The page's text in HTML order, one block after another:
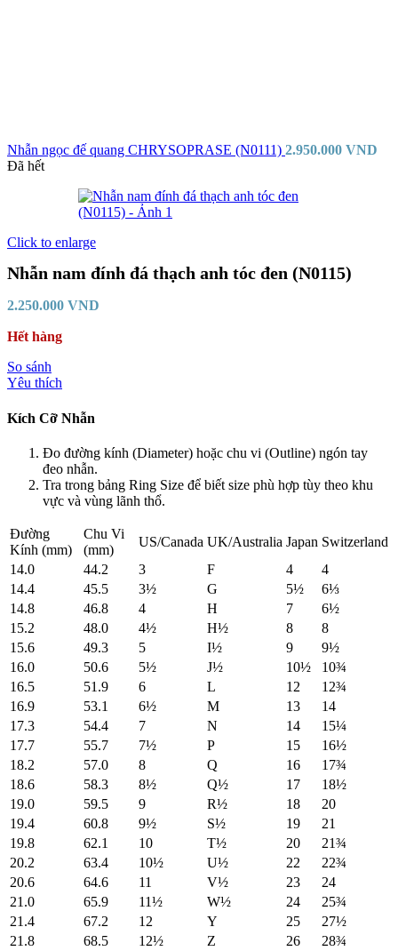
Nhẫn ngọc đế quang CHRYSOPRASE (N0111) 2.950.000 VND
Đã hết
Click to enlarge
Nhẫn nam đính đá thạch anh tóc đen (N0115)
2.250.000 VND
Hết hàng
So sánh
Yêu thích
Kích Cỡ Nhẫn
Đo đường kính (Diameter) hoặc chu vi (Outline) ngón tay
đeo nhẫn.
Tra trong bảng Ring Size để biết size phù hợp tùy theo khu
vực và vùng lãnh thổ.
Đường
Kính (mm)
Chu Vi
(mm)
US/Canada UK/Australia Japan Switzerland
14.0
44.2 3 F 4
4
14.4
45.5 3½ G 5½
6⅓
14.8
46.8 4 H 7
6½
15.2
48.0 4½ H½ 8
8
15.6
49.3 5 I½ 9
9½
16.0
50.6 5½ J½ 10½
10¾
16.5
51.9 6 L 12
12¾
16.9
53.1 6½ M 13
14
17.3
54.4 7 N 14
15¼
17.7
55.7 7½ P 15
16½
18.2
57.0 8 Q 16
17¾
18.6
58.3 8½ Q½ 17
18½
19.0
59.5 9 R½ 18
20
19.4
60.8 9½ S½ 19
21
19.8
62.1 10 T½ 20
21¾
20.2
63.4 10½ U½ 22
22¾
20.6
64.6 11 V½ 23
24
21.0
65.9 11½ W½ 24
25¾
21.4
67.2 12 Y 25
27½
21.8
68.5 12½ Z 26
28¾